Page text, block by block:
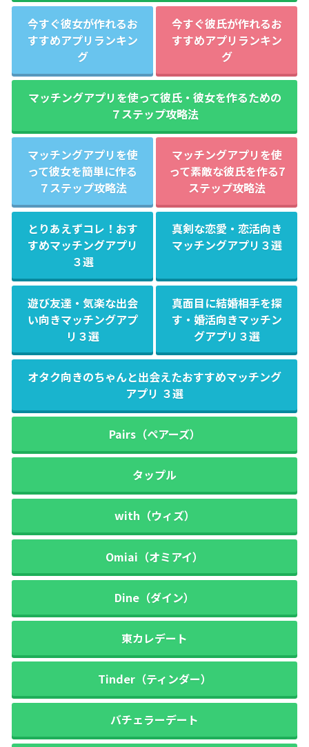
今すぐ彼女が作れるお
すすめアプリランキン
グ
今すぐ彼氏が作れるお
すすめアプリランキン
グ
マッチングアプリを使って彼氏・彼女を作るための
７ステップ攻略法
マッチングアプリを使
って彼女を簡単に作る
７ステップ攻略法
マッチングアプリを使
って素敵な彼氏を作る7
ステップ攻略法
とりあえずコレ！おす
すめマッチングアプリ
３選
真剣な恋愛・恋活向き
マッチングアプリ３選
遊び友達・気楽な出会
い向きマッチングアプ
リ３選
真面目に結婚相手を探
す・婚活向きマッチン
グアプリ３選
オタク向きのちゃんと出会えたおすすめマッチング
アプリ ３選
Pairs（ペアーズ）
タップル
with（ウィズ）
Omiai（オミアイ）
Dine（ダイン）
東カレデート
Tinder（ティンダー）
バチェラーデート